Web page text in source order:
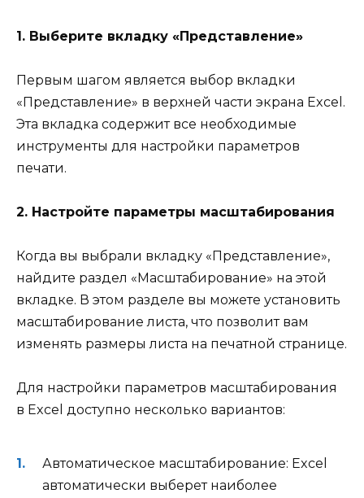
1. Выберите вкладку «Представление»
Первым шагом является выбор вкладки
«Представление» в верхней части экрана Excel.
Эта вкладка содержит все необходимые
инструменты для настройки параметров
печати.
2. Настройте параметры масштабирования
Когда вы выбрали вкладку «Представление»,
найдите раздел «Масштабирование» на этой
вкладке. В этом разделе вы можете установить
масштабирование листа, что позволит вам
изменять размеры листа на печатной странице.
Для настройки параметров масштабирования
в Excel доступно несколько вариантов:
Автоматическое масштабирование: Excel
автоматически выберет наиболее